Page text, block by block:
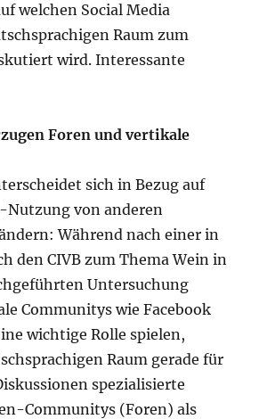
welchen Social Media
Raum zum
wird. Interessante
Foren und vertikale
sich in Bezug auf
Nutzung von anderen
Während nach einer in
den CIVB zum Thema Wein in
Untersuchung
Communitys wie Facebook
wichtige Rolle spielen,
Raum gerade für
spezialisierte
Communitys (Foren) als